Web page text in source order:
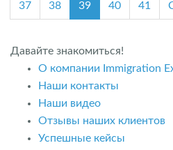
37 38 39 40 41
Давайте знакомиться!
О компании Immigration
Наши контакты
Наши видео
Отзывы наших клиентов
Успешные кейсы